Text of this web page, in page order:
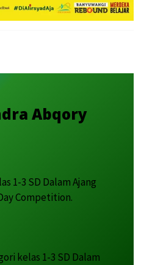
Abqory
1-3 SD Dalam Ajang
Competition.
kelas 1-3 SD Dalam